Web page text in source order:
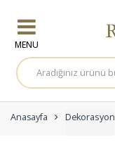
A
r
a
a
:
Anasayfa Dekorasyon